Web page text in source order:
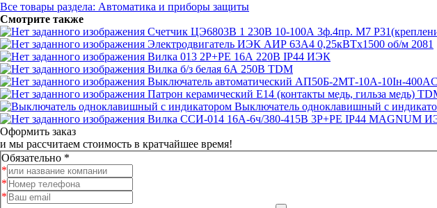
Все товары раздела: Автоматика и приборы защиты
Смотрите также
Счетчик ЦЭ6803В 1 230В 10-100А 3ф.4пр. М7
Электродвигатель ИЭК АИР 63А4 0,25кВТx1500 об/м 2081
Вилка 013 2Р+РЕ 16А 220В IP44 ИЭК
Вилка б/з белая 6А 250В TDM
Выключатель автоматический АП50Б-2МТ-10А-10Iн-
Патрон керамический E14 (контакты медь, гильза медь)
Выключатель одноклавишный с
Вилка ССИ-014 16А-6ч/380-415В 3Р+РЕ IP44 MAGNUM
Оформить заказ
и мы рассчитаем стоимость в кратчайшее время!
Обязательно *